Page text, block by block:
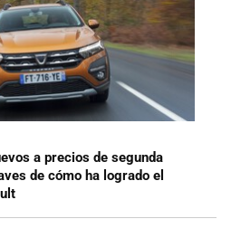
a precios de segunda
de cómo ha logrado el